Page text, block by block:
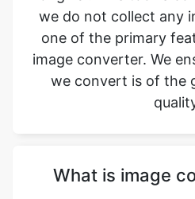
we convert is of the
What is image
another format.